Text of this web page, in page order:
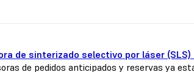
de sinterizado selectivo por láser (SLS)
de pedidos anticipados y reservas ya